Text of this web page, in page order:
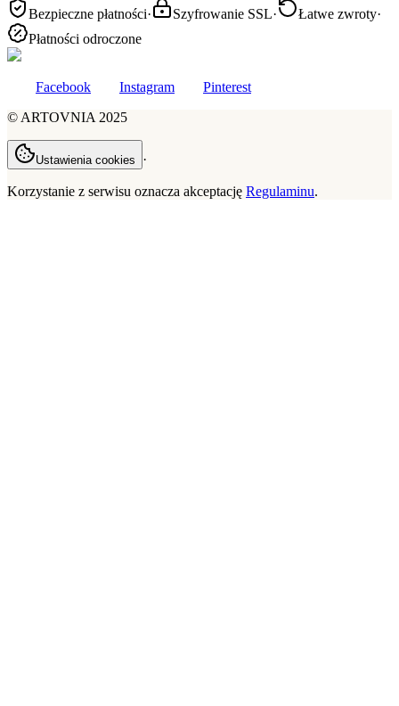
Bezpieczne płatności· Szyfrowanie SSL· Łatwe zwroty·
Płatności odroczone
Facebook Instagram
Pinterest
© ARTOVNIA 2025
Ustawienia cookies ·
Korzystanie z serwisu oznacza akceptację Regulaminu.